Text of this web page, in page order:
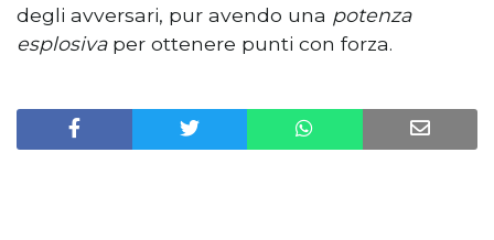
degli avversari, pur avendo una potenza
esplosiva per ottenere punti con forza.